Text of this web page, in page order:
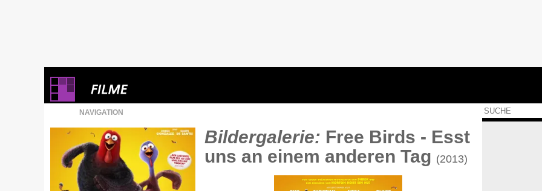
NAVIGATION
Bildergalerie: Free Birds - Esst
uns an einem anderen Tag (2013)